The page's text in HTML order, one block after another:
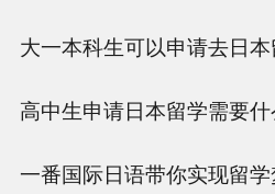
立卫生间
具等！免
而言，
下，出
也正是因